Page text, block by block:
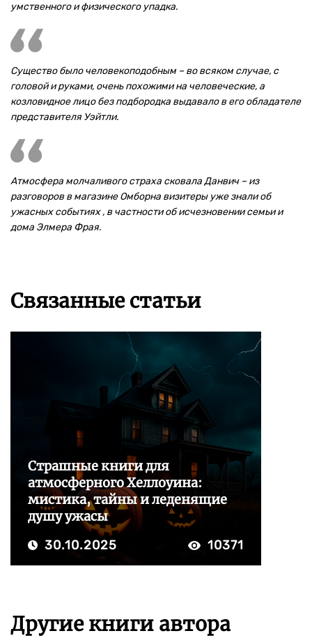
умственного и физического упадка.
Существо было человекоподобным – во всяком случае, с
головой и руками, очень похожими на человеческие, а
козловидное лицо без подбородка выдавало в его обладателе
представителя Уэйтли.
Атмосфера молчаливого страха сковала Данвич – из
разговоров в магазине Омборна визитеры уже знали об
ужасных событиях , в частности об исчезновении семьи и
дома Элмера Фрая.
Связанные статьи
Страшные книги для
атмосферного Хеллоуина:
мистика, тайны и леденящие
душу ужасы
30.10.2025 10371
Другие книги автора